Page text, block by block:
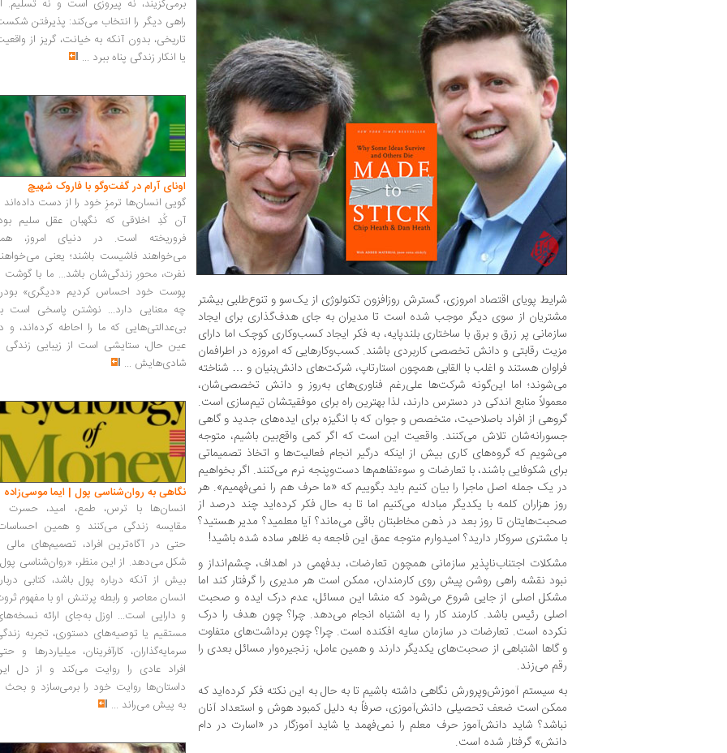
شرایط پویای اقتصاد امروزی، گسترش روزافزون تکنولوژی از یک‌سو و تنوع‌طلبی بیشتر
مشتریان از سوی دیگر موجب شده است تا مدیران به جای هدف‌گذاری برای ایجاد
سازمانی پر زرق و برق با ساختاری بلندپایه، به فکر ایجاد کسب‌وکاری کوچک اما دارای
مزیت رقابتی و دانش تخصصی کاربردی باشند. کسب‌وکارهایی که امروزه در اطرافمان
فراوان هستند و اغلب با القابی همچون استارتاپ، شرکت‌های دانش‌بنیان و … شناخته
می‌شوند؛ اما این‌گونه شرکت‌ها علی‌رغم فناوری‌های به‌روز و دانش تخصصی‌شان،
معمولاً منابع اندکی در دسترس دارند، لذا بهترین راه برای موفقیتشان تیم‌سازی است.
گروهی از افراد باصلاحیت، متخصص و جوان که با انگیزه برای ایده‌های جدید و گاهی
جسورانه‌شان تلاش می‌کنند. واقعیت این است که اگر کمی واقع‌بین باشیم، متوجه
می‌شویم که گروه‌های کاری بیش از اینکه درگیر انجام فعالیت‌ها و اتخاذ تصمیماتی
برای شکوفایی باشند، با تعارضات و سوءتفاهم‌ها دست‌وپنجه نرم می‌کنند. اگر بخواهیم
در یک جمله اصل ماجرا را بیان کنیم باید بگوییم که «ما حرف هم را نمی‌فهمیم». هر
روز هزاران کلمه با یکدیگر مبادله می‌کنیم اما تا به حال فکر کرده‌اید چند درصد از
صحبت‌هایتان تا روز بعد در ذهن مخاطبتان باقی می‌ماند؟ آیا معلمید؟ مدیر هستید؟
با مشتری سروکار دارید؟ امیدوارم متوجه عمق این فاجعه به ظاهر ساده شده باشید!
مشکلات اجتناب‌ناپذیر سازمانی همچون تعارضات، بدفهمی در اهداف، چشم‌انداز و
نبود نقشه راهی روشن پیش روی کارمندان، ممکن است هر مدیری را گرفتار کند اما
مشکل اصلی از جایی شروع می‌شود که منشا این مسائل، عدم درک ایده و صحبت
اصلی رئیس باشد. کارمند کار را به اشتباه انجام می‌دهد. چرا؟ چون هدف را درک
نکرده است. تعارضات در سازمان سایه افکنده است. چرا؟ چون برداشت‌های متفاوت
و گاها اشتباهی از صحبت‌های یکدیگر دارند و همین عامل، زنجیره‌وار مسائل بعدی را
رقم می‌زند.
به سیستم آموزش‌وپرورش نگاهی داشته باشیم تا به حال به این نکته فکر کرده‌اید که
ممکن است ضعف تحصیلی دانش‌آموزی، صرفاً به دلیل کمبود هوش و استعداد آنان
نباشد؟ شاید دانش‌آموز حرف معلم را نمی‌فهمد یا شاید آموزگار در «اسارت در دام
دانش» گرفتار شده است.
برمی‌گزیند، نه پیروزی است و نه تسلیم.
راهی دیگر را انتخاب می‌کند: پذیرفتن
تاریخی، بدون آنکه به خیانت، گریز از
یا انکار زندگی پناه ببرد ...
اونای آرام در گفت‌وگو با فاروک شهیچ‭
گویی انسان‌ها ترمزِ خود را از دست داده‌اند
آن کُدِ اخلاقی که نگهبان عقل سلیم
فروریخته است. در دنیای امروز،
می‌خواهند فاشیست باشند؛ یعنی
نفرت، محورِ زندگی‌شان باشد... ما با گوشت
پوست خود احساس کردیم «دیگری»
چه معنایی دارد... نوشتن پاسخی است
بی‌عدالتی‌هایی که ما را احاطه کرده‌اند، و
عین حال، ستایشی است از زیبایی زندگی
شادی‌هایش ...
نگاهی به روان‌شناسی پول | ایما موسی‌زاده
انسان‌ها با ترس، طمع، امید، حسرت
مقایسه زندگی می‌کنند و همین
حتی در آگاه‌ترین افراد، تصمیم‌های مالی
شکل می‌دهد. از این منظر، «روان‌شناسی
بیش از آنکه درباره پول باشد، کتابی
انسان معاصر و رابطه پرتنش او با مفهوم
و دارایی است... اوزل به‌جای ارائه
مستقیم یا توصیه‌های دستوری، تجربه
سرمایه‌گذاران، کارآفرینان، میلیاردرها و
افراد عادی را روایت می‌کند و از دل
داستان‌ها روایت خود را برمی‌سازد و بحث
به پیش می‌راند ...